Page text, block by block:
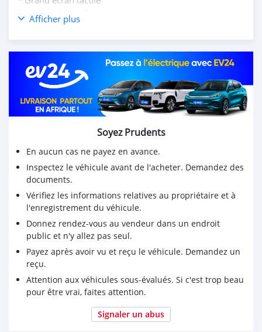
*Caméra de recul
*Siège et Rétroviseur électrique
*Phares led
Venant deja Dédouané
Prix : 6.700.000frs
Contact : 776980771
Afficher plus
Soyez Prudents
En aucun cas ne payez en avance.
Inspectez le véhicule avant de l'acheter. Demandez des
documents.
Vérifiez les informations relatives au propriétaire et à
l'enregistrement du véhicule.
Donnez rendez-vous au vendeur dans un endroit
public et n'y allez pas seul.
Payez après avoir vu et reçu le véhicule. Demandez un
reçu.
Attention aux véhicules sous-évalués. Si c'est trop beau
pour être vrai, faites attention.
Signaler un abus